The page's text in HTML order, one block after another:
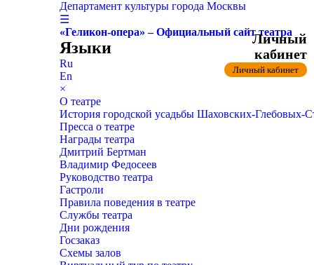
Департамент культуры города Москвы
☰
«Геликон-опера» – Официальный сайт театра
Языки
Ru
En
×
О театре
История городской усадьбы Шаховских-
Пресса о театре
Награды театра
Дмитрий Бертман
Владимир Федосеев
Руководство театра
Гастроли
Правила поведения в театре
Службы театра
Дни рождения
Госзаказ
Схемы залов
Личный
кабинет
Личный кабинет